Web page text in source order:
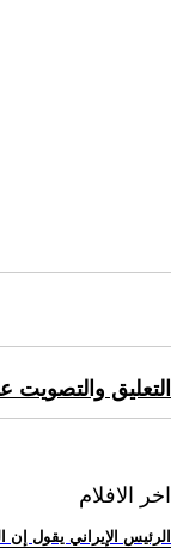
التعليق
اخر الافلام
.. الرئيس الإيراني يقول